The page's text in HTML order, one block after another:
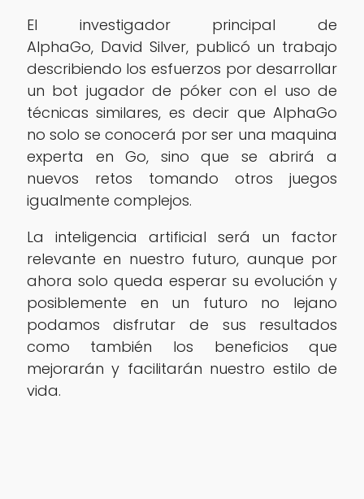
El investigador principal de
AlphaGo, David Silver, publicó un trabajo
describiendo los esfuerzos por desarrollar
un bot jugador de póker con el uso de
técnicas similares, es decir que AlphaGo
no solo se conocerá por ser una maquina
experta en Go, sino que se abrirá a
nuevos retos tomando otros juegos
igualmente complejos.
La inteligencia artificial será un factor
relevante en nuestro futuro, aunque por
ahora solo queda esperar su evolución y
posiblemente en un futuro no lejano
podamos disfrutar de sus resultados
como también los beneficios que
mejorarán y facilitarán nuestro estilo de
vida.